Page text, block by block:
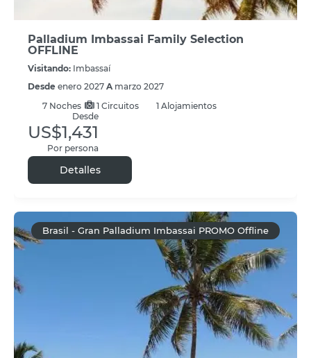
Palladium Imbassai Family Selection
OFFLINE
Visitando: Imbassaí
Desde enero 2027 A marzo 2027
7 Noches 1 Circuitos
1 Alojamientos
Desde
US$1,431
Por persona
Detalles
Brasil - Gran Palladium Imbassai PROMO Offline